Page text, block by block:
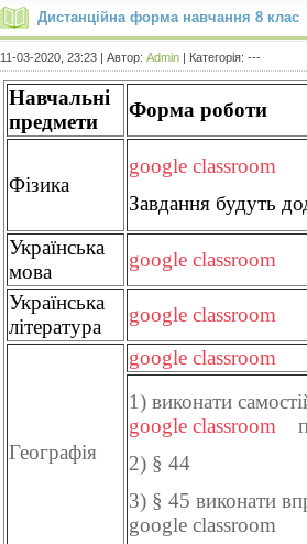
Дистанційна форма навчання 8 клас
11-03-2020, 23:23 | Автор: Admin | Категорія: ---
Навчальні
предмети
Форма роботи
Фізика
google classroom
Завдання будуть
Українська
мова
google classroom
Українська
література
google classroom
Географія
google classroom
1) виконати
google classroom
2) § 44
3) § 45 виконати
google classroom